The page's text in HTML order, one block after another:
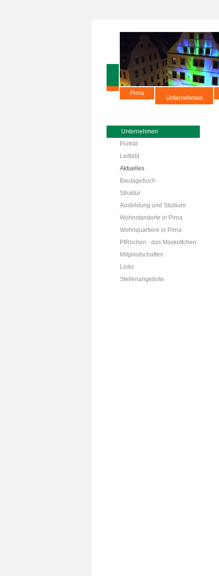
Pirna
Unternehmen
Unternehmen
Porträt
Leitbild
Aktuelles
Bautagebuch
Struktur
Ausbildung und Studium
Wohnstandorte in Pirna
Wohnquartiere in Pirna
PIRnchen - das Maskottchen
Mitgliedschaften
Links
Stellenangebote